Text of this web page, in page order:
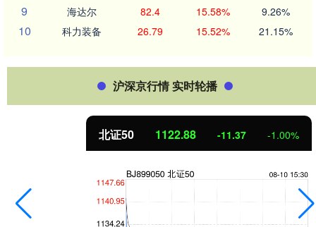
9 海达尔 82.4 15.58% 9.26%
10 科力装备 26.79 15.52% 21.15%
沪深京行情 实时轮播
北证50 1122.88 -11.37 -1.00%